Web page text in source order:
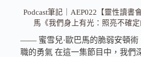
Podcast筆記｜AEP022【靈性讀書
馬《我們身上有光：照亮不確定
—— 蜜雪兒·歐巴馬的脆弱安頓術
職的勇氣 在這一集節目中，我們